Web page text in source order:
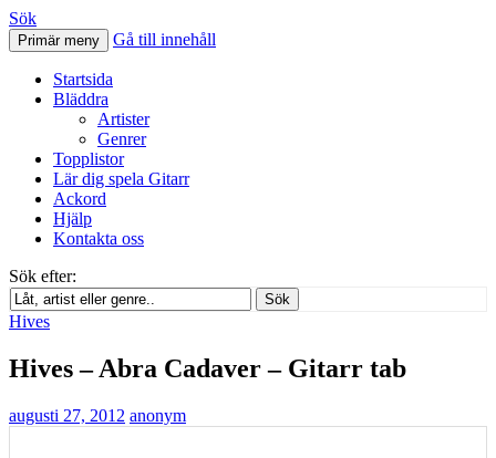
Svenskatabs.se
Sök
Primär meny Gå till innehåll
Startsida
Bläddra
Artister
Genrer
Topplistor
Lär dig spela Gitarr
Ackord
Hjälp
Kontakta oss
Sök efter:
Sök
Hives
Hives – Abra Cadaver – Gitarr tab
augusti 27, 2012 anonym